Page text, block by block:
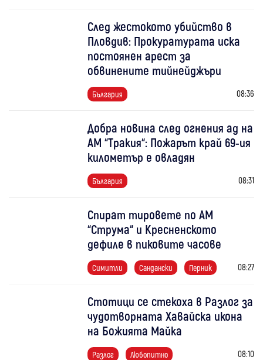
След жестокото убийство в
Пловдив: Прокуратурата иска
постоянен арест за
обвинените тийнейджъри
България 08:36
Добра новина след огнения ад на
АМ “Тракия“: Пожарът край 69-ия
километър е овладян
България 08:31
Спират тировете по АМ
“Струма“ и Кресненското
дефиле в пиковите часове
Симитли Сандански Перник 08:27
Стотици се стекоха в Разлог за
чудотворната Хавайска икона
на Божията Майка
Разлог Любопитно 08:10